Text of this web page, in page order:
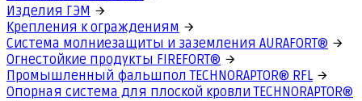
Изделия ГЭМ
Крепления к ограждениям
Система молниезащиты и заземления AURAFORT®
Огнестойкие продукты FIREFORT®
Промышленный фальшпол TECHNORAPTOR® RFL
Опорная система для плоской кровли TECHNORAPTOR®